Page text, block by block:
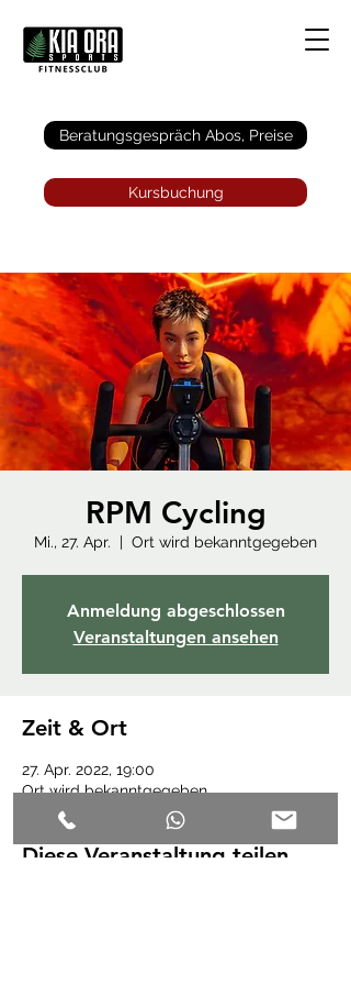
Beratungsgespräch Abos, Preise
Kursbuchung
RPM Cycling
Mi., 27. Apr.
  |
Ort wird bekanntgegeben
Anmeldung abgeschlossen
Veranstaltungen ansehen
Zeit & Ort
27. Apr. 2022, 19:00
Ort wird bekanntgegeben
Diese Veranstaltung teilen